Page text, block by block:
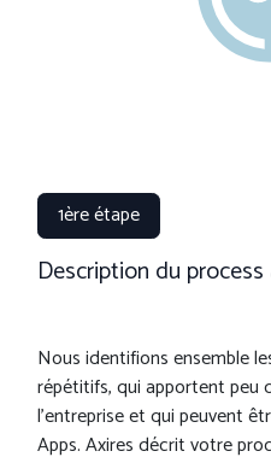
1ère étape
Description du
Nous identifions ensemble
répétitifs, qui apportent peu
l'entreprise et qui peuvent
Apps. Axires décrit votre